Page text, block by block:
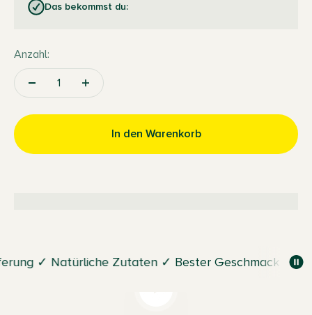
Das bekommst du:
Anzahl:
In den Warenkorb
✓ Natürliche Zutaten ✓Bester Geschmack ✓